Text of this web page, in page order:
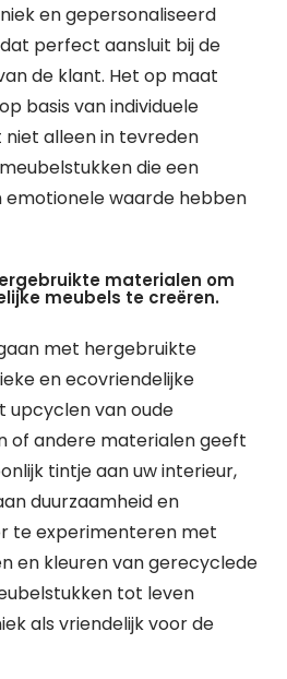
en gepersonaliseerd
perfect aansluit bij de
de klant. Het op maat
basis van individuele
alleen in tevreden
die een
waarde hebben
materialen om
meubels te creëren.
met hergebruikte
en ecovriendelijke
upcyclen van oude
of andere materialen geeft
tintje aan uw interieur,
duurzaamheid en
te experimenteren met
en kleuren van gerecyclede
tot leven
als vriendelijk voor de